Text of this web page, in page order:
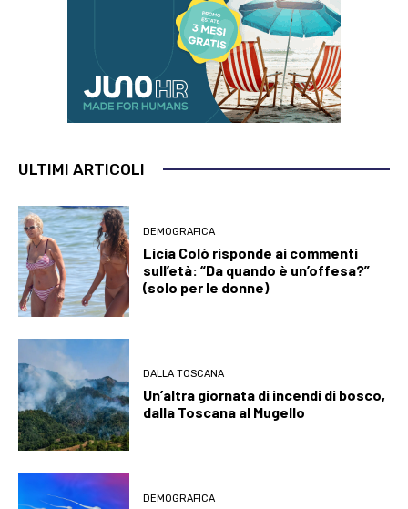
ULTIMI ARTICOLI
DEMOGRAFICA
Licia Colò risponde ai commenti
sull’età: “Da quando è un’offesa?”
(solo per le donne)
DALLA TOSCANA
Un’altra giornata di incendi di bosco,
dalla Toscana al Mugello
DEMOGRAFICA